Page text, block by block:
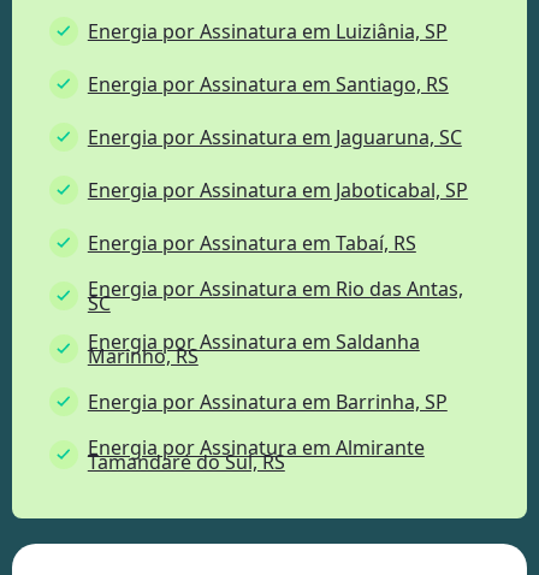
Energia por Assinatura em Luiziânia, SP
Energia por Assinatura em Santiago, RS
Energia por Assinatura em Jaguaruna, SC
Energia por Assinatura em Jaboticabal, SP
Energia por Assinatura em Tabaí, RS
Energia por Assinatura em Rio das Antas,
SC
Energia por Assinatura em Saldanha
Marinho, RS
Energia por Assinatura em Barrinha, SP
Energia por Assinatura em Almirante
Tamandaré do Sul, RS